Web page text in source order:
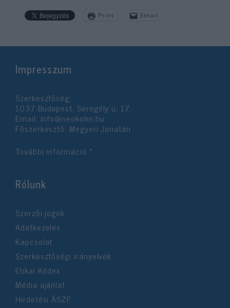
Print Email
Impresszum
Szerkesztőség:
1037 Budapest, Seregély u. 17.
Email: info@neokohn.hu
Főszerkesztő: Megyeri Jonatán
További információ »
Rólunk
Szerzői jogok
Adatkezelés
Kapcsolat
Szerkesztőségi irányelvek
Etikai Kódex
Média ajánlat
Hirdetési ÁSZF